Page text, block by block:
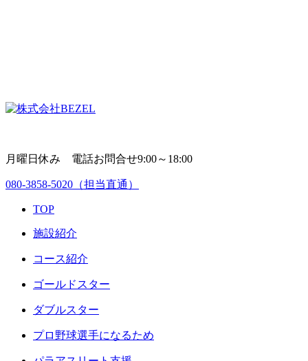
月曜日休み 電話お問合せ9:00～18:00
080-3858-5020 （担当直通）
TOP
施設紹介
コース紹介
ゴールドスター
ダブルスター
プロ野球選手になるため